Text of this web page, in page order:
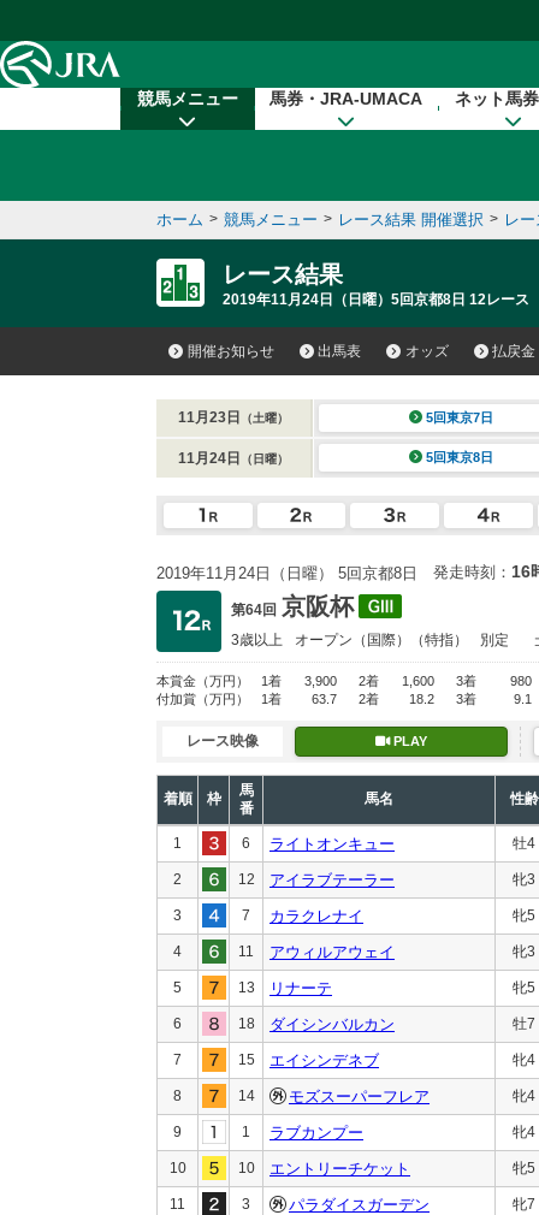
競馬メニュー 馬券・JRA-UMACA ネット馬
ホーム > 競馬メニュー > レース結果 開催選択 > レ
レース結果
2019年11月24日（日曜）5回京都8日 12レース
開催お知らせ 出馬表 オッズ 払戻金
11月23日 （土曜） 5回東京7日
11月24日 （日曜） 5回東京8日
2019年11月24日（日曜） 5回京都8日 発走時刻： 16
第64回 京阪杯
3歳以上 オープン （国際）（特指） 別定
本賞金 （万円） 1着 3,900 2着 1,600 3着
980
付加賞 （万円） 1着 63.7 2着 18.2 3着 9.1
レース映像 PLAY
着順 枠
馬
番
馬名 性齢
1 6 ライトオンキュー 牡4
2 12 アイラブテーラー 牝3
3 7 カラクレナイ 牝5
4 11 アウィルアウェイ 牝3
5 13 リナーテ 牝5
6 18 ダイシンバルカン 牡7
7 15 エイシンデネブ 牝4
8 14 モズスーパーフレア 牝4
9 1 ラブカンプー 牝4
10 10 エントリーチケット 牝5
11 3 パラダイスガーデン 牝7